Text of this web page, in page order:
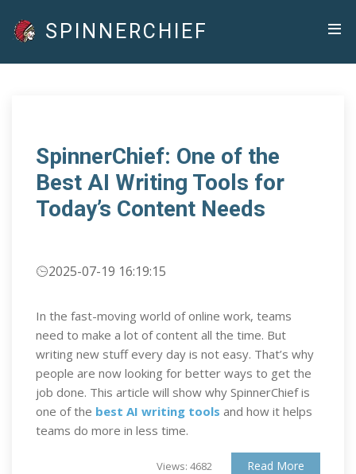
SPINNERCHIEF
SpinnerChief: One of the
Best AI Writing Tools for
Today’s Content Needs
2025-07-19 16:19:15
In the fast-moving world of online work, teams
need to make a lot of content all the time. But
writing new stuff every day is not easy. That’s why
people are now looking for better ways to get the
job done. This article will show why SpinnerChief is
one of the best AI writing tools and how it helps
teams do more in less time.
Views: 4682 Read More